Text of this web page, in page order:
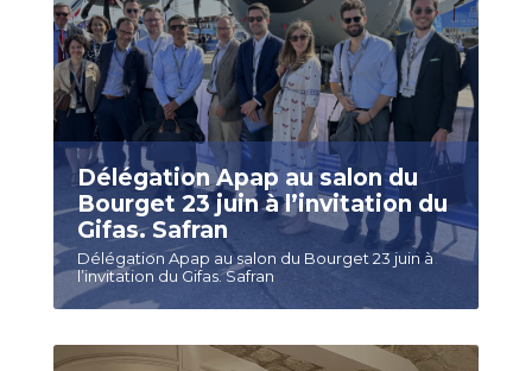
Délégation Apap au salon du
Bourget 23 juin à l’invitation du
Gifas. Safran
Délégation Apap au salon du Bourget 23 juin à
l’invitation du Gifas. Safran